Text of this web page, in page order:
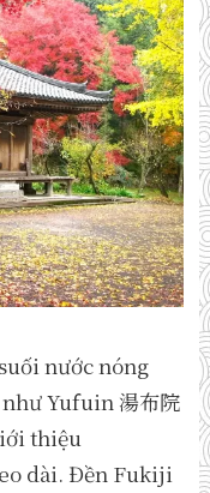
nước nóng
Yufuin 湯布院
thiệu
dài. Đền Fukiji